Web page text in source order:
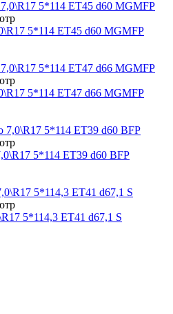
5*114 ET45 d60 MGMFP
5*114 ET47 d66 MGMFP
5*114 ET39 d60 BFP
5*114,3 ET41 d67,1 S